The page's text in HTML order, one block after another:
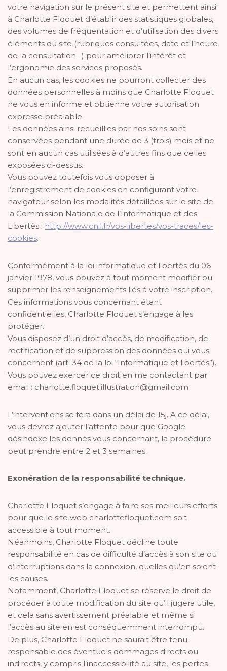
votre navigation sur le présent site et permettent ainsi
à Charlotte Flqouet d’établir des statistiques globales,
des volumes de fréquentation et d’utilisation des divers
éléments du site (rubriques consultées, date et l’heure
de la consultation…) pour améliorer l’intérêt et
l’ergonomie des services proposés.
En aucun cas, les cookies ne pourront collecter des
données personnelles à moins que Charlotte Floquet
ne vous en informe et obtienne votre autorisation
expresse préalable.
Les données ainsi recueillies par nos soins sont
conservées pendant une durée de 3 (trois) mois et ne
sont en aucun cas utilisées à d’autres fins que celles
exposées ci-dessus.
Vous pouvez toutefois vous opposer à
l’enregistrement de cookies en configurant votre
navigateur selon les modalités détaillées sur le site de
la Commission Nationale de l’Informatique et des
Libertés : http://www.cnil.fr/vos-libertes/vos-traces/les-
cookies.
Conformément à la loi informatique et libertés du 06
janvier 1978, vous pouvez à tout moment modifier ou
supprimer les renseignements liés à votre inscription.
Ces informations vous concernant étant
confidentielles, Charlotte Floquet s’engage à les
protéger.
Vous disposez d’un droit d’accès, de modification, de
rectification et de suppression des données qui vous
concernent (art. 34 de la loi “Informatique et libertés”).
Vous pouvez exercer ce droit en me contactant par
email : charlotte.floquet.illustration@gmail.com
L’interventions se fera dans un délai de 15j. A ce délai,
vous devrez ajouter l’attente pour que Google
désindexe les donnés vous concernant, la procédure
peut prendre entre 2 et 3 semaines.
Exonération de la responsabilité technique.
Charlotte Floquet s’engage à faire ses meilleurs efforts
pour que le site web charlottefloquet.com soit
accessible à tout moment.
Néanmoins, Charlotte Floquet décline toute
responsabilité en cas de difficulté d’accès à son site ou
d’interruptions dans la connexion, quelles qu’en soient
les causes.
Notamment, Charlotte Floquet se réserve le droit de
procéder à toute modification du site qu’il jugera utile,
et cela sans avertissement préalable et même si
l’accès au site en est conséquemment interrompu.
De plus, Charlotte Floquet ne saurait être tenu
responsable des éventuels dommages directs ou
indirects, y compris l’inaccessibilité au site, les pertes